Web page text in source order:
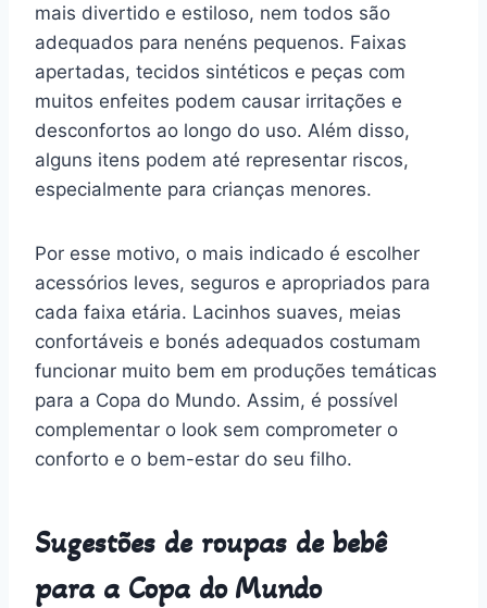
mais divertido e estiloso, nem todos são
adequados para nenéns pequenos. Faixas
apertadas, tecidos sintéticos e peças com
muitos enfeites podem causar irritações e
desconfortos ao longo do uso. Além disso,
alguns itens podem até representar riscos,
especialmente para crianças menores.
Por esse motivo, o mais indicado é escolher
acessórios leves, seguros e apropriados para
cada faixa etária. Lacinhos suaves, meias
confortáveis e bonés adequados costumam
funcionar muito bem em produções temáticas
para a Copa do Mundo. Assim, é possível
complementar o look sem comprometer o
conforto e o bem-estar do seu filho.
Sugestões de roupas de bebê
para a Copa do Mundo